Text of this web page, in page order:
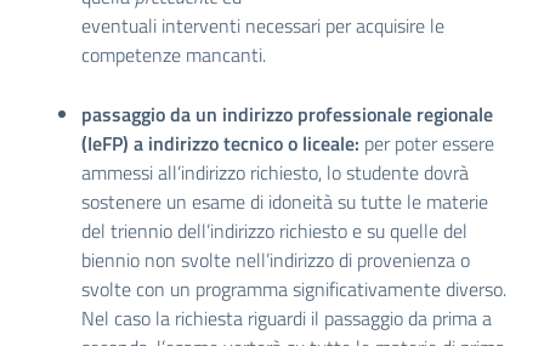
eventuali interventi necessari per acquisire le
competenze mancanti.
passaggio da un indirizzo professionale regionale
(IeFP) a indirizzo tecnico o liceale: per poter essere
ammessi all’indirizzo richiesto, lo studente dovrà
sostenere un esame di idoneità su tutte le materie
del triennio dell’indirizzo richiesto e su quelle del
biennio non svolte nell’indirizzo di provenienza o
svolte con un programma significativamente diverso.
Nel caso la richiesta riguardi il passaggio da prima a